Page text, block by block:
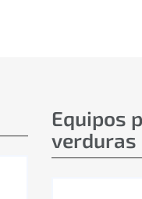
Equipos
verduras